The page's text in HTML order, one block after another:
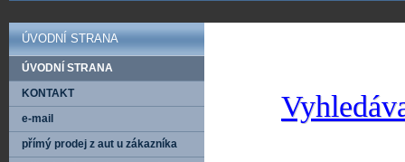
ÚVODNÍ STRANA
ÚVODNÍ STRANA
KONTAKT
e-mail
přímý prodej z aut u zákazníka